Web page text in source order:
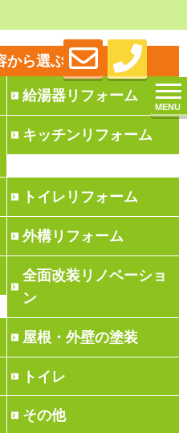
MENU
から選ぶ
給湯器リフォーム
キッチンリフォーム
トイレリフォーム
外構リフォーム
全面改装リノベーショ
ン
屋根・外壁の塗装
トイレ
その他